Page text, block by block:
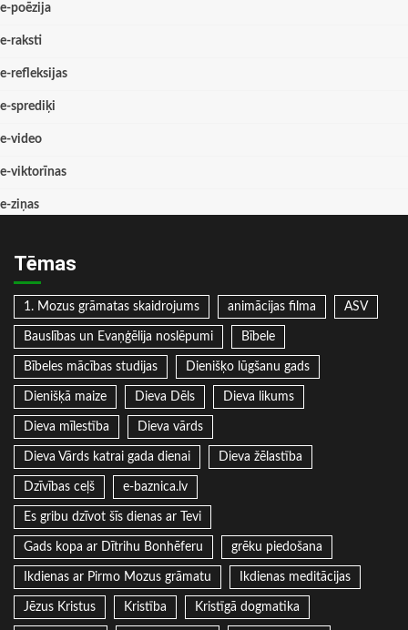
e-poēzija
e-raksti
e-refleksijas
e-sprediķi
e-video
e-viktorīnas
e-ziņas
Tēmas
1. Mozus grāmatas skaidrojums animācijas filma ASV
Bauslības un Evaņģēlija noslēpumi Bībele
Bībeles mācības studijas Dienišķo lūgšanu gads
Dienišķā maize Dieva Dēls Dieva likums
Dieva mīlestība Dieva vārds
Dieva Vārds katrai gada dienai Dieva žēlastība
Dzīvības ceļš e-baznica.lv
Es gribu dzīvot šīs dienas ar Tevi
Gads kopa ar Dītrihu Bonhēferu grēku piedošana
Ikdienas ar Pirmo Mozus grāmatu Ikdienas meditācijas
Jēzus Kristus Kristība Kristīgā dogmatika